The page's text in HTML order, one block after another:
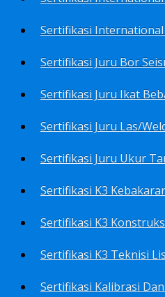
Sertifikasi Juru Ikat
Sertifikasi Juru Las/
Sertifikasi K3
Sertifikasi K3
Sertifikasi K3 Teknisi
Sertifikasi Kalibrasi